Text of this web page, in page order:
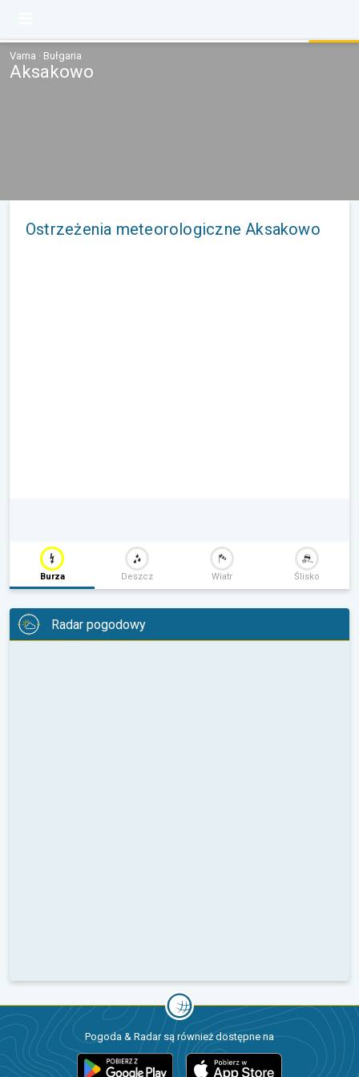
Varna · Bułgaria
Aksakowo
Ostrzeżenia meteorologiczne Aksakowo
Burza Deszcz Wiatr Ślisko
Radar pogodowy
Pogoda & Radar są również dostępne na